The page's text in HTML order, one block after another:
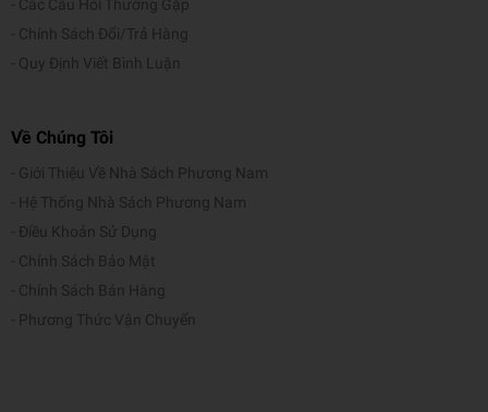
M
Bộ Màu Nước 12 Màu Keyroad KR971695
Chất liệu cao cấp, không độc hại, độ bền màu caoĐộ hòa
tốt, không bị bong tróc hoặc phai màuMàu sắc tự nhiên
Các Câu Hỏi Thường Gặp
Chính Sách Đổi/Trả Hàng
Quy Định Viết Bình Luận
Về Chúng Tôi
Giới Thiệu Về Nhà Sách Phương Nam
Hệ Thống Nhà Sách Phương Nam
Điều Khoản Sử Dụng
Chính Sách Bảo Mật
Chính Sách Bán Hàng
Phương Thức Vận Chuyển